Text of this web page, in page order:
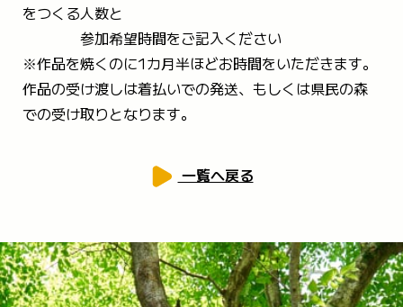
をつくる人数と
参加希望時間をご記入ください
※作品を焼くのに1カ月半ほどお時間をいただきます。
作品の受け渡しは着払いでの発送、もしくは県民の森
での受け取りとなります。
一覧へ戻る